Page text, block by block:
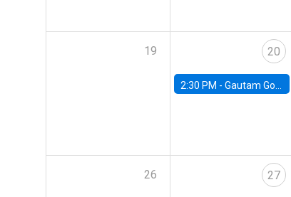
19 20
2:30 PM - Gautam Gowrisankaran, Columbia University
26 27